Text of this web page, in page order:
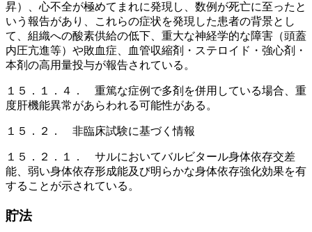
昇）、心不全が極めてまれに発現し、数例が死亡に至ったと
いう報告があり、これらの症状を発現した患者の背景とし
て、組織への酸素供給の低下、重大な神経学的な障害（頭蓋
内圧亢進等）や敗血症、血管収縮剤・ステロイド・強心剤・
本剤の高用量投与が報告されている。
１５．１．４． 重篤な症例で多剤を併用している場合、重
度肝機能異常があらわれる可能性がある。
１５．２． 非臨床試験に基づく情報
１５．２．１． サルにおいてバルビタール身体依存交差
能、弱い身体依存形成能及び明らかな身体依存強化効果を有
することが示されている。
貯法